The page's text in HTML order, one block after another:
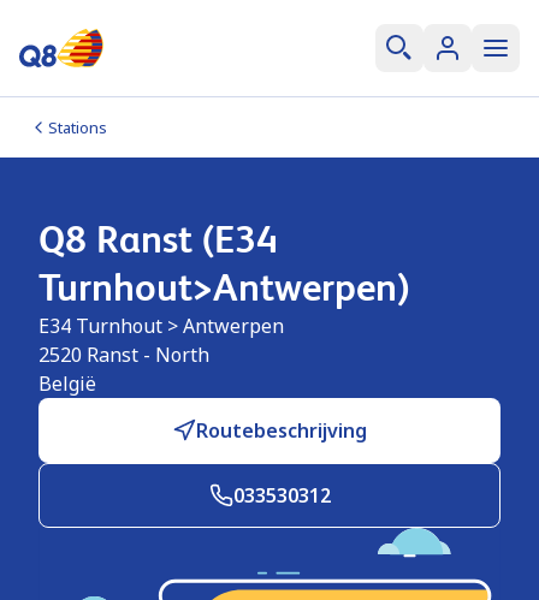
Stations
Q8 Ranst (E34
Turnhout>Antwerpen)
E34 Turnhout > Antwerpen
2520 Ranst - North
België
Routebeschrijving
033530312